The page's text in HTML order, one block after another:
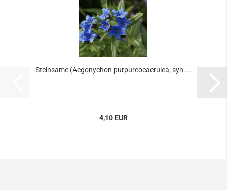
Steinsame (Aegonychon purpureocaerulea; syn....
4,10 EUR